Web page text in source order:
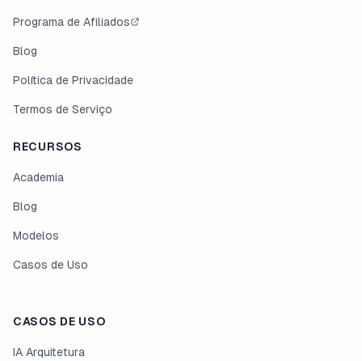
Programa de Afiliados
Blog
Política de Privacidade
Termos de Serviço
RECURSOS
Academia
Blog
Modelos
Casos de Uso
CASOS DE USO
IA Arquitetura